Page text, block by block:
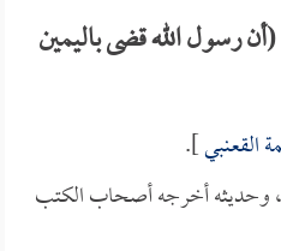
رسول الله قضى باليمين
القعنبي].
وحديثه أخرجه أصحاب الكتب